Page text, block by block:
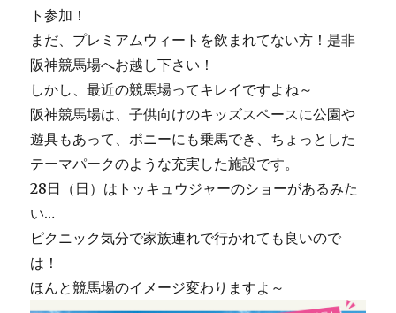
ー
ビ
ラ
ン
チ
に
ト参加！
まだ、プレミアムウィートを飲まれてない方！是非
阪神競馬場へお越し下さい！
しかし、最近の競馬場ってキレイですよね～
阪神競馬場は、子供向けのキッズスペースに公園や
遊具もあって、ポニーにも乗馬でき、ちょっとした
テーマパークのような充実した施設です。
28日（日）はトッキュウジャーのショーがあるみた
い…
ピクニック気分で家族連れで行かれても良いので
は！
ほんと競馬場のイメージ変わりますよ～